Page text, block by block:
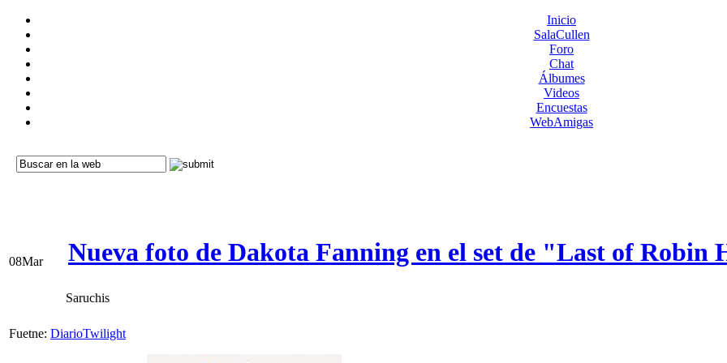
Inicio
SalaCullen
Foro
Chat
Álbumes
Videos
Encuestas
WebAmigas
08Mar Nueva foto de Dakota Fanning en el set de "Last of Robin
Saruchis
Fuetne: DiarioTwilight